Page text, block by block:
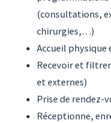
(consultations,
chirurgies,…)
Accueil
Recevoir et
et externes)
Prise de rendez-
Réceptionne,